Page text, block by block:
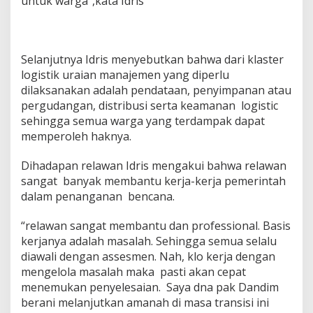
Selanjutnya Idris menyebutkan bahwa dari klaster
logistik uraian manajemen yang diperlu
dilaksanakan adalah pendataan, penyimpanan atau
pergudangan, distribusi serta keamanan logistic
sehingga semua warga yang terdampak dapat
memperoleh haknya.
Dihadapan relawan Idris mengakui bahwa relawan
sangat banyak membantu kerja-kerja pemerintah
dalam penanganan bencana.
“relawan sangat membantu dan professional. Basis
kerjanya adalah masalah. Sehingga semua selalu
diawali dengan assesmen. Nah, klo kerja dengan
mengelola masalah maka pasti akan cepat
menemukan penyelesaian. Saya dna pak Dandim
berani melanjutkan amanah di masa transisi ini